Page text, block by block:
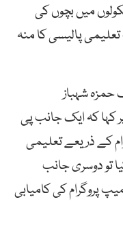
میں بچوں کی
پالیسی کا منہ
حمزہ شہباز
کہا کہ ایک جانب پی
کے ذریعے تعلیمی
تو دوسری جانب
پروگرام کی کامیابی